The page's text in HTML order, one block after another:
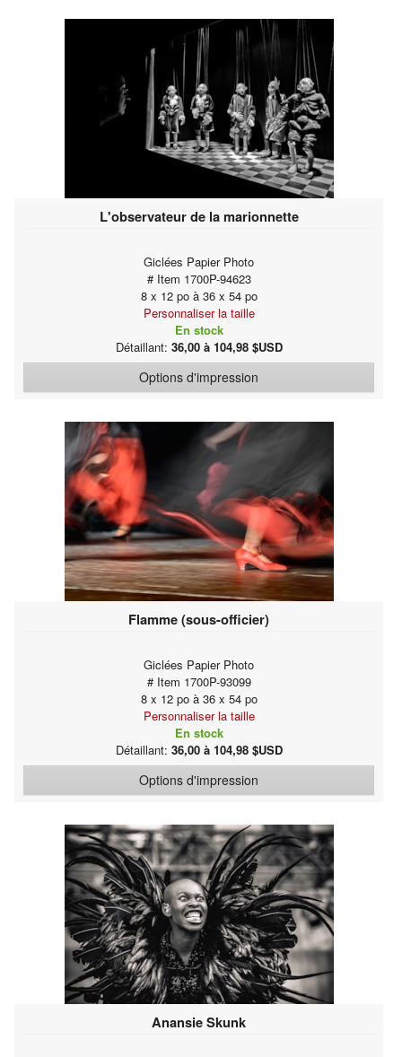
L'observateur de la marionnette
Giclées Papier Photo
# Item 1700P-94623
8 x 12 po à 36 x 54 po
Personnaliser la taille
En stock
Détaillant: 36,00 à 104,98 $USD
Options d'impression
Flamme (sous-officier)
Giclées Papier Photo
# Item 1700P-93099
8 x 12 po à 36 x 54 po
Personnaliser la taille
En stock
Détaillant: 36,00 à 104,98 $USD
Options d'impression
Anansie Skunk